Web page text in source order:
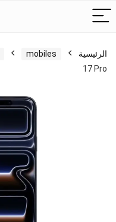
الرئيسية mobiles
17 Pro